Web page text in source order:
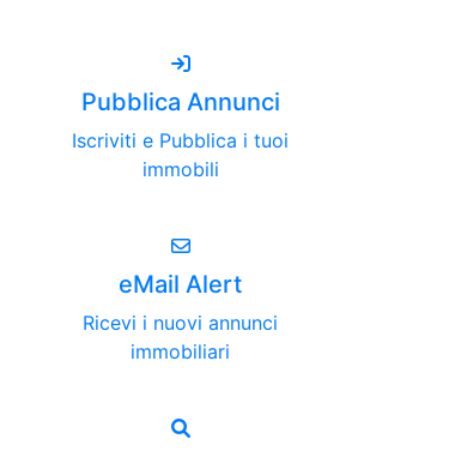
Pubblica Annunci
Iscriviti e Pubblica i tuoi
immobili
eMail Alert
Ricevi i nuovi annunci
immobiliari